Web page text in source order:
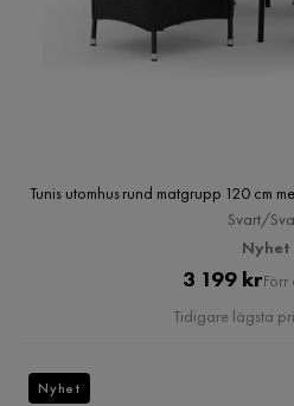
Tunis utomhus rund matgrupp 120 cm
Svart/
Nyhet
Pris
3 199 kr
Pris
Tidigare lägsta
Nyhet